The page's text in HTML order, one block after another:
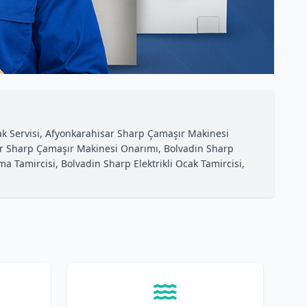
Servisi, Afyonkarahisar Sharp Çamaşır Makinesi
Çamaşır Makinesi Onarımı, Bolvadin Sharp
Tamircisi, Bolvadin Sharp Elektrikli Ocak Tamircisi,